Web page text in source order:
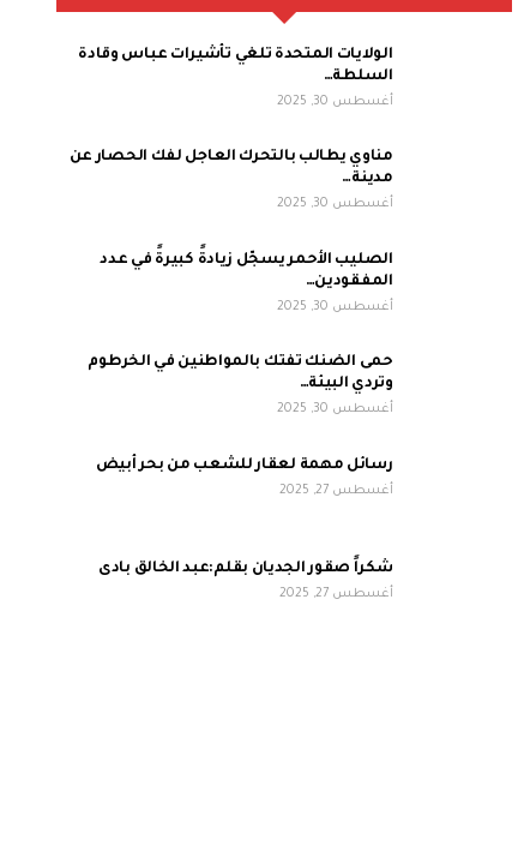
الولايات المتحدة تلغي تأشيرات عباس وقادة
السلطة…
أغسطس 30, 2025
مناوي يطالب بالتحرك العاجل لفك الحصار عن
مدينة…
أغسطس 30, 2025
الصليب الأحمر يسجّل زيادةً كبيرةً في عدد
المفقودين…
أغسطس 30, 2025
حمى الضنك تفتك بالمواطنين في الخرطوم
وتردي البيئة…
أغسطس 30, 2025
رسائل مهمة لعقار للشعب من بحر أبيض
أغسطس 27, 2025
شكراً صقور الجديان بقلم:عبد الخالق بادى
أغسطس 27, 2025